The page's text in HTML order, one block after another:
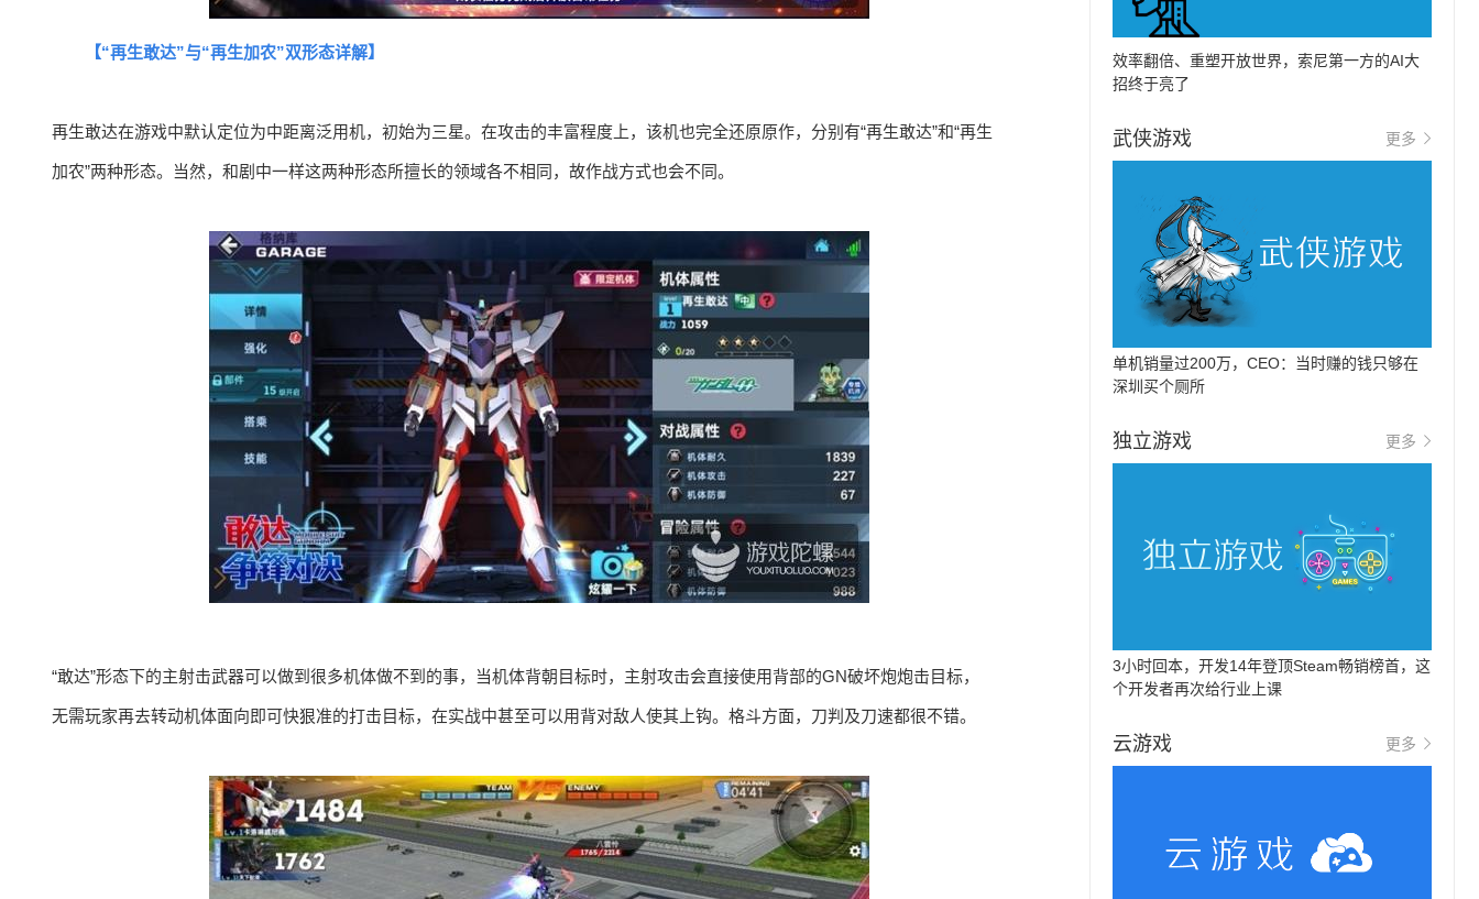
【“再生敢达”与“再生加农”双形态详解】
再生敢达在游戏中默认定位为中距离泛用机，初始为三星。在攻击的丰富程度上，该机也完全还原原作，分别有“再生敢达”和“再生
加农”两种形态。当然，和剧中一样这两种形态所擅长的领域各不相同，故作战方式也会不同。
“敢达”形态下的主射击武器可以做到很多机体做不到的事，当机体背朝目标时，主射攻击会直接使用背部的GN破坏炮炮击目标，
无需玩家再去转动机体面向即可快狠准的打击目标，在实战中甚至可以用背对敌人使其上钩。格斗方面，刀判及刀速都很不错。
效率翻倍、重塑开放世界，索尼第一方的AI大
招终于亮了
武侠游戏 更多
单机销量过200万，CEO：当时赚的钱只够在
深圳买个厕所
独立游戏 更多
3小时回本，开发14年登顶Steam畅销榜首，这
个开发者再次给行业上课
云游戏 更多